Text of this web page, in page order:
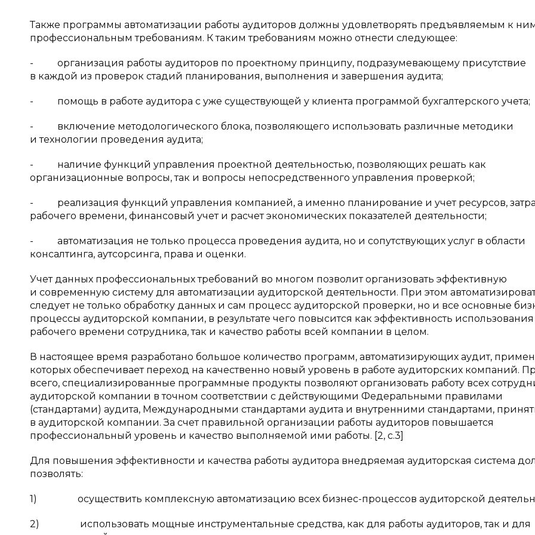
Также программы автоматизации работы аудиторов должны удовлетворять предъявляемым к
профессиональным требованиям. К таким требованиям можно отнести следующее:
- организация работы аудиторов по проектному принципу, подразумевающему присутствие
в каждой из проверок стадий планирования, выполнения и завершения аудита;
- помощь в работе аудитора с уже существующей у клиента программой бухгалтерского учета;
- включение методологического блока, позволяющего использовать различные методики
и технологии проведения аудита;
- наличие функций управления проектной деятельностью, позволяющих решать как
организационные вопросы, так и вопросы непосредственного управления проверкой;
- реализация функций управления компанией, а именно планирование и учет ресурсов,
рабочего времени, финансовый учет и расчет экономических показателей деятельности;
- автоматизация не только процесса проведения аудита, но и сопутствующих услуг в области
консалтинга, аутсорсинга, права и оценки.
Учет данных профессиональных требований во многом позволит организовать эффективную
и современную систему для автоматизации аудиторской деятельности. При этом
следует не только обработку данных и сам процесс аудиторской проверки, но и все основные
процессы аудиторской компании, в результате чего повысится как эффективность использования
рабочего времени сотрудника, так и качество работы всей компании в целом.
В настоящее время разработано большое количество программ, автоматизирующих аудит,
которых обеспечивает переход на качественно новый уровень в работе аудиторских компаний.
всего, специализированные программные продукты позволяют организовать работу всех
аудиторской компании в точном соответствии с действующими Федеральными правилами
(стандартами) аудита, Международными стандартами аудита и внутренними стандартами,
в аудиторской компании. За счет правильной организации работы аудиторов повышается
профессиональный уровень и качество выполняемой ими работы. [2, с.3]
Для повышения эффективности и качества работы аудитора внедряемая аудиторская система
позволять:
1) осуществить комплексную автоматизацию всех бизнес-процессов аудиторской
2) использовать мощные инструментальные средства, как для работы аудиторов, так и для